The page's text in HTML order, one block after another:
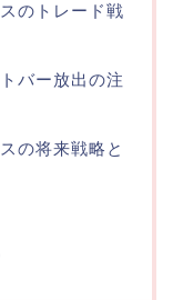
のトレード戦
バー放出の注
の将来戦略と